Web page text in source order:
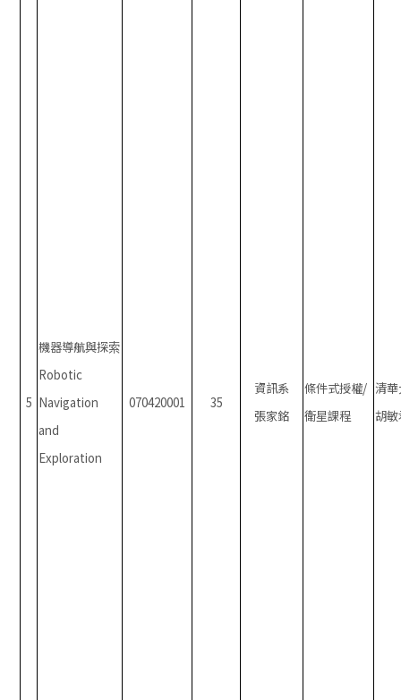
5
機器導航與探索
Robotic
Navigation
and
Exploration
070420001 35
資訊系
張家銘
條件式授權/
衛星課程
清
胡